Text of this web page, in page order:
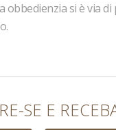
obbedienzia si è via
SE E